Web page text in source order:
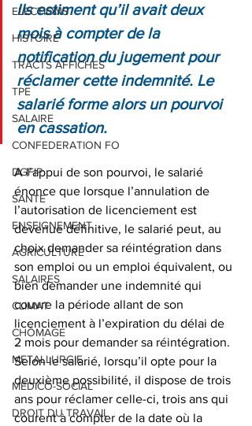
ELECTIONS
HISTOIRE
TRACTS AFFICHES
TPE
SALAIRE
CONFEDERATION FO
DGFIP
SANTE
ENSEIGNEMENT
AGRICULTURE
SALAIRES
CLIMAT
CHÔMAGE
METALLURGIE
MEDICO-SOCIAL
DROIT DU TRAVAIL
Ils estiment qu’il avait deux
mois à compter de la
notification du jugement pour
réclamer cette indemnité. Le
salarié forme alors un pourvoi
en cassation.
A l’appui de son pourvoi, le salarié
énonce que lorsque l’annulation de
l’autorisation de licenciement est
devenue définitive, le salarié peut, au
choix demander sa réintégration dans
son emploi ou un emploi équivalent, ou
bien demander une indemnité qui
couvre la période allant de son
licenciement à l’expiration du délai de
2 mois pour demander sa réintégration.
Selon le salarié, lorsqu’il opte pour la
deuxième possibilité, il dispose de trois
ans pour réclamer celle-ci, trois ans qui
courent à compter de la date où la